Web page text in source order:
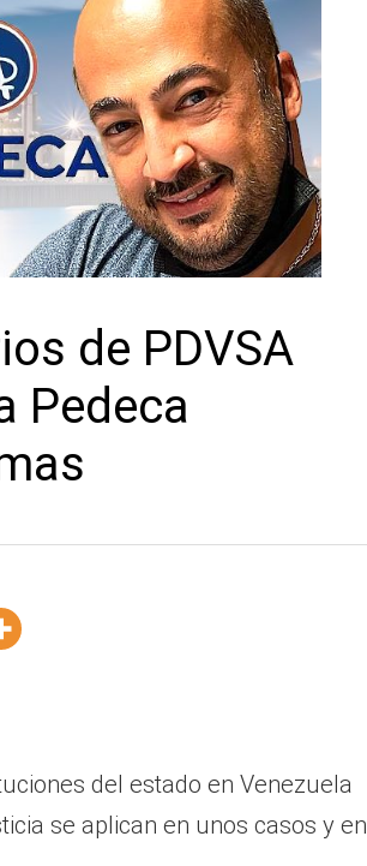
de PDVSA
Pedeca
del estado en Venezuela
se aplican en unos casos y en